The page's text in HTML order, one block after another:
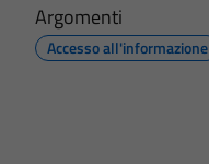
Argomenti
Accesso all'informazione